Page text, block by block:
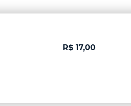
R$ 17,00